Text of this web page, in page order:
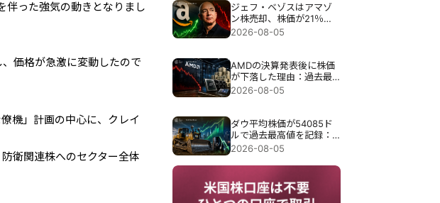
伴った強気の動きとなりまし
価格が急激に変動したので
機」計画の中心に、クレイ
衛関連株へのセクター全体
ジェフ・ベゾスはアマゾ
ン株売却、株価が21％急
騰した後に最大41億ドル
のか？
2026-08-05
AMDの決算発表後に株価
が下落した理由：過去最
高の115億ドルの売上高に
2026-08-05
ダウ平均株価が54085ド
ルで過去最高値を記録：
キャタピラー株が上昇を
上昇幅を拡大
2026-08-05